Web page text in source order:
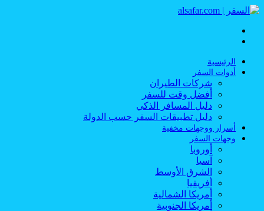
الرئيسية
أدوات السفر
شركات الطيران
أفضل وقت للسفر
دليل المسافر الذكي
دليل تطبيقات السفر حسب الدولة
أسرار ووجهات مخفية
وجهات السفر
أوروبا
آسيا
الشرق الأوسط
أفريقيا
أمريكا الشمالية
أمريكا الجنوبية